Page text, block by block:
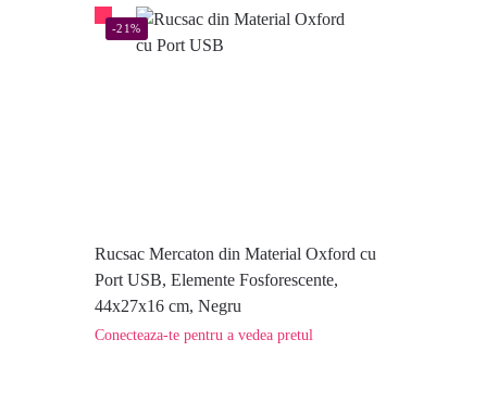
-21%
Rucsac Mercaton din Material Oxford cu
Port USB, Elemente Fosforescente,
44x27x16 cm, Negru
Conecteaza-te pentru a vedea pretul